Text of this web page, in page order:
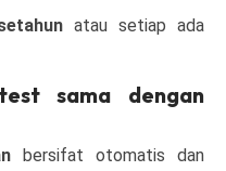
atau setiap ada
sama dengan
bersifat otomatis dan